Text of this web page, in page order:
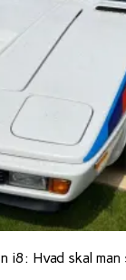
Hvad skal